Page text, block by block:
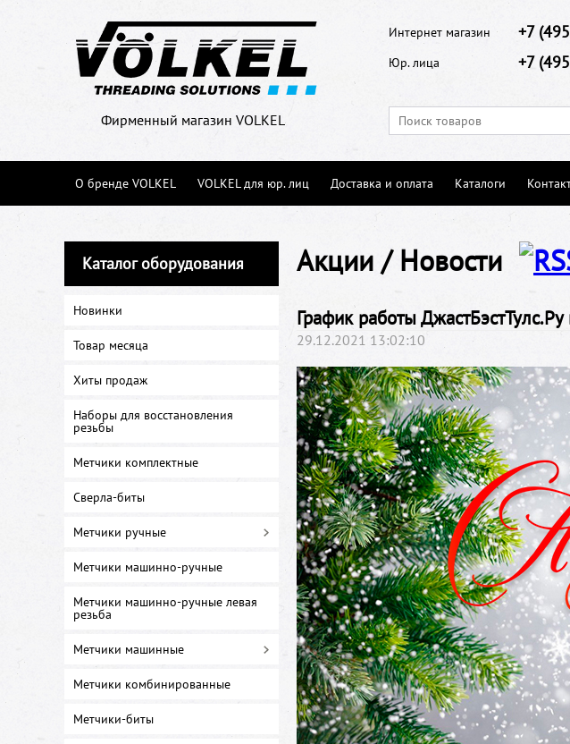
Фирменный магазин VOLKEL
Интернет магазин +7
Юр. лица
+7
О бренде VOLKEL VOLKEL для юр. лиц Доставка и оплата Каталоги
Каталог оборудования
Новинки
Товар месяца
Хиты продаж
Наборы для восстановления
резьбы
Метчики комплектные
Сверла-биты
Метчики ручные
Метчики машинно-ручные
Метчики машинно-ручные левая
резьба
Метчики машинные
Метчики комбинированные
Метчики-биты
Акции / Новости
График работы
29.12.2021 13:02:10